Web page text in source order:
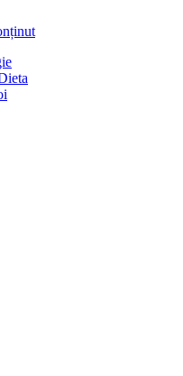
sa iti fie medicatia